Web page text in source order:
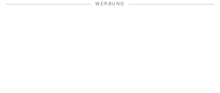
WERBUNG